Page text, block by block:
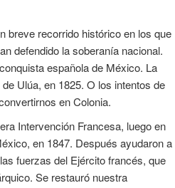
breve recorrido histórico en los que
defendido la soberanía nacional.
española de México. La
Ulúa, en 1825. O los intentos de
en Colonia.
Intervención Francesa, luego en
en 1847. Después ayudaron a
fuerzas del Ejército francés, que
Se restauró nuestra